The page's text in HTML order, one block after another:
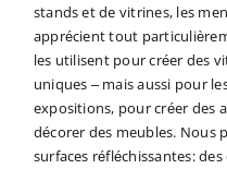
stands et de vitrines, les
apprécient tout
les utilisent pour créer des
uniques – mais aussi pour
expositions, pour créer des
décorer des meubles. Nous
surfaces réfléchissantes: